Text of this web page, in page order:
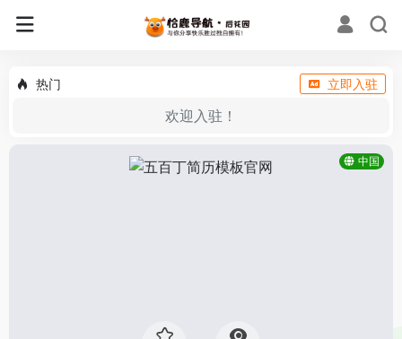
热门 立即入驻
欢迎入驻！
中国